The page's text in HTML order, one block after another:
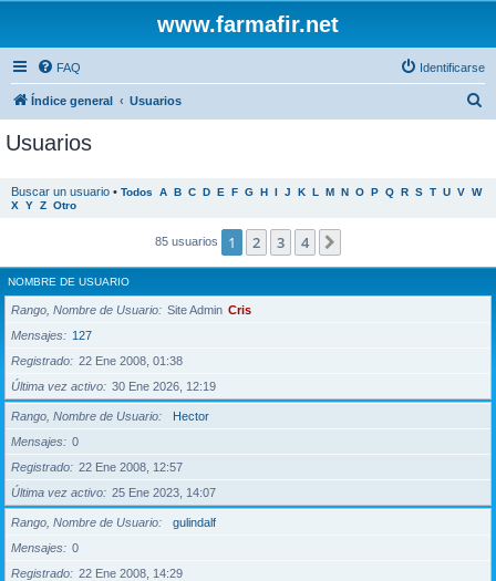
www.farmafir.net
FAQ Identificarse
Índice general Usuarios
Usuarios
Buscar un usuario • Todos A B C D E F G H I J K L M N O P Q R S T U V W
X Y Z Otro
85 usuarios 1 2 3 4
NOMBRE DE USUARIO
Rango, Nombre de Usuario Site Admin Cris
Mensajes
127
Registrado
22 Ene 2008, 01:38
Última vez activo
30 Ene 2026, 12:19
Rango, Nombre de Usuario
Hector
Mensajes
0
Registrado
22 Ene 2008, 12:57
Última vez activo
25 Ene 2023, 14:07
Rango, Nombre de Usuario
gulindalf
Mensajes
0
Registrado
22 Ene 2008, 14:29